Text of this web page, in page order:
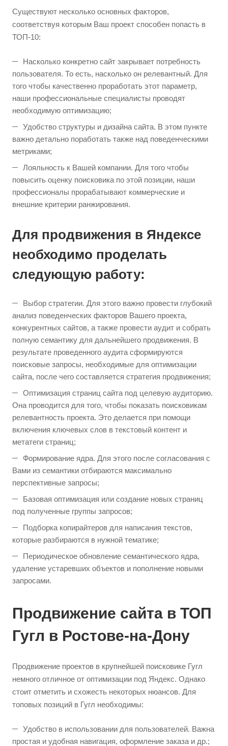
Существуют несколько основных факторов,
соответствуя которым Ваш проект способен попасть в
ТОП-10:
Насколько конкретно сайт закрывает потребность
пользователя. То есть, насколько он релевантный. Для
того чтобы качественно проработать этот параметр,
наши профессиональные специалисты проводят
необходимую оптимизацию;
Удобство структуры и дизайна сайта. В этом пункте
важно детально поработать также над поведенческими
метриками;
Лояльность к Вашей компании. Для того чтобы
повысить оценку поисковика по этой позиции, наши
профессионалы прорабатывают коммерческие и
внешние критерии ранжирования.
Для продвижения в Яндексе
необходимо проделать
следующую работу:
Выбор стратегии. Для этого важно провести глубокий
анализ поведенческих факторов Вашего проекта,
конкурентных сайтов, а также провести аудит и собрать
полную семантику для дальнейшего продвижения. В
результате проведенного аудита сформируются
поисковые запросы, необходимые для оптимизации
сайта, после чего составляется стратегия продвижения;
Оптимизация страниц сайта под целевую аудиторию.
Она проводится для того, чтобы показать поисковикам
релевантность проекта. Это делается при помощи
включения ключевых слов в текстовый контент и
метатеги страниц;
Формирование ядра. Для этого после согласования с
Вами из семантики отбираются максимально
перспективные запросы;
Базовая оптимизация или создание новых страниц
под полученные группы запросов;
Подборка копирайтеров для написания текстов,
которые разбираются в нужной тематике;
Периодическое обновление семантического ядра,
удаление устаревших объектов и пополнение новыми
запросами.
Продвижение сайта в ТОП
Гугл в Ростове-на-Дону
Продвижение проектов в крупнейшей поисковике Гугл
немного отличное от оптимизации под Яндекс. Однако
стоит отметить и схожесть некоторых нюансов. Для
топовых позиций в Гугл необходимы:
Удобство в использовании для пользователей. Важна
простая и удобная навигация, оформление заказа и др.;